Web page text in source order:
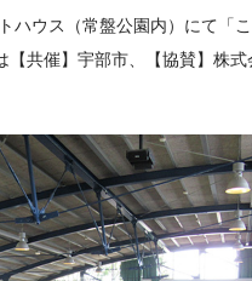
ハウス（常盤公園内）にて「
共催】宇部市、【協賛】株